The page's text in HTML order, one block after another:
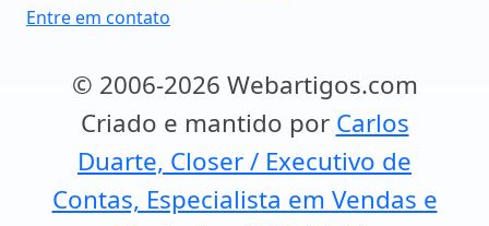
Entre em contato
© 2006-2026 Webartigos.com
Criado e mantido por Carlos
Duarte, Closer / Executivo de
Contas, Especialista em Vendas e